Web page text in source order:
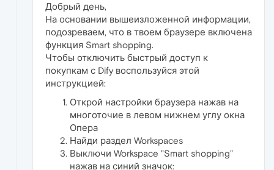
Добрый день,
На основании вышеизложенной информации,
подозреваем, что в твоем браузере включена
функция Smart shopping.
Чтобы отключить быстрый доступ к
покупкам с Dify воспользуйся этой
инструкцией:
Открой настройки браузера нажав на
многоточие в левом нижнем углу окна
Опера
Найди раздел Workspaces
Выключи Workspace "Smart shopping"
нажав на синий значок: